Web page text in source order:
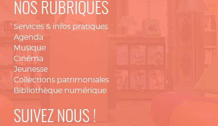
NOS RUBRIQUES
Services & infos pratiques
Agenda
Musique
Cinéma
Jeunesse
Collections patrimoniales
Bibliothèque numérique
SUIVEZ NOUS !